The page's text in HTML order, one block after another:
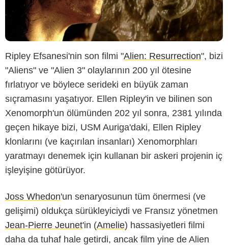
Ripley Efsanesi'nin son filmi "Alien: Resurrection", bizi
"Aliens" ve "Alien 3" olaylarının 200 yıl ötesine
fırlatıyor ve böylece serideki en büyük zaman
sıçramasını yaşatıyor. Ellen Ripley'in ve bilinen son
Xenomorph'un ölümünden 202 yıl sonra, 2381 yılında
geçen hikaye bizi, USM Auriga'daki, Ellen Ripley
klonlarını (ve kaçırılan insanları) Xenomorphları
yaratmayı denemek için kullanan bir askeri projenin iç
işleyişine götürüyor.
Joss Whedon'un senaryosunun tüm önermesi (ve
gelişimi) oldukça sürükleyiciydi ve Fransız yönetmen
Jean-Pierre Jeunet'in (Amelie) hassasiyetleri filmi
daha da tuhaf hale getirdi, ancak film yine de Alien